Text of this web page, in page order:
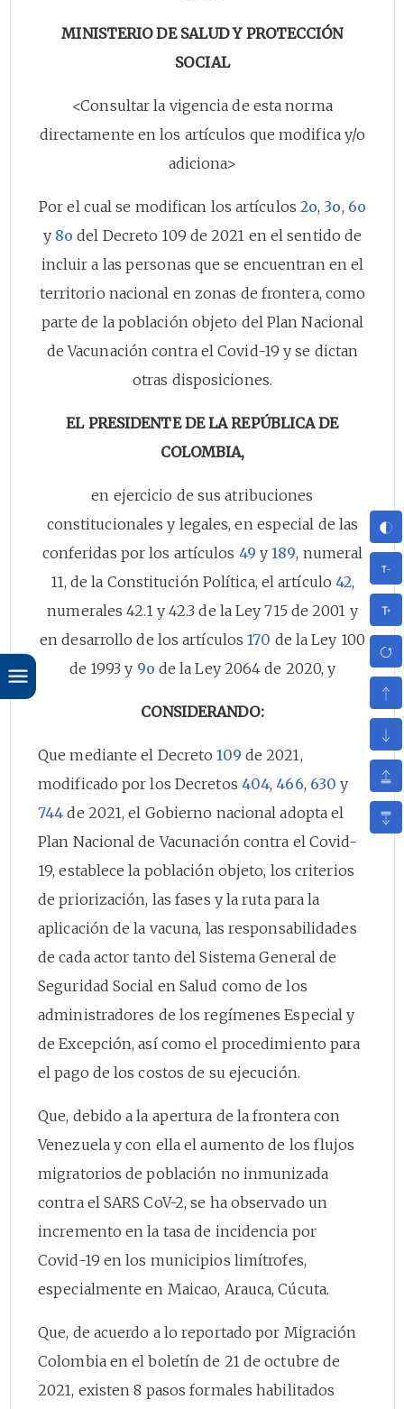
MINISTERIO DE SALUD Y PROTECCIÓN
SOCIAL
<Consultar la vigencia de esta norma
directamente en los artículos que modifica y/o
adiciona>
Por el cual se modifican los artículos 2o, 3o, 6o
y 8o del Decreto 109 de 2021 en el sentido de
incluir a las personas que se encuentran en el
territorio nacional en zonas de frontera, como
parte de la población objeto del Plan Nacional
de Vacunación contra el Covid-19 y se dictan
otras disposiciones.
EL PRESIDENTE DE LA REPÚBLICA DE
COLOMBIA,
en ejercicio de sus atribuciones
constitucionales y legales, en especial de las
conferidas por los artículos 49 y189, numeral
11, de la Constitución Política, el artículo42,
numerales 42.1 y 42.3 de la Ley 715 de 2001 y
en desarrollo de los artículos170 de la Ley 100
de 1993 y 9o de la Ley 2064 de 2020, y
CONSIDERANDO:
Que mediante el Decreto109 de 2021,
modificado por los Decretos 404,466, 630 y
744 de 2021, el Gobierno nacional adopta el
Plan Nacional de Vacunación contra el Covid-
19, establece la población objeto, los criterios
de priorización, las fases y la ruta para la
aplicación de la vacuna, las responsabilidades
de cada actor tanto del Sistema General de
Seguridad Social en Salud como de los
administradores de los regímenes Especial y
de Excepción, así como el procedimiento para
el pago de los costos de su ejecución.
Que, debido a la apertura de la frontera con
Venezuela y con ella el aumento de los flujos
migratorios de población no inmunizada
contra el SARS CoV-2, se ha observado un
incremento en la tasa de incidencia por
Covid-19 en los municipios limítrofes,
especialmente en Maicao, Arauca, Cúcuta.
Que, de acuerdo a lo reportado por Migración
Colombia en el boletín de 21 de octubre de
2021, existen 8 pasos formales habilitados